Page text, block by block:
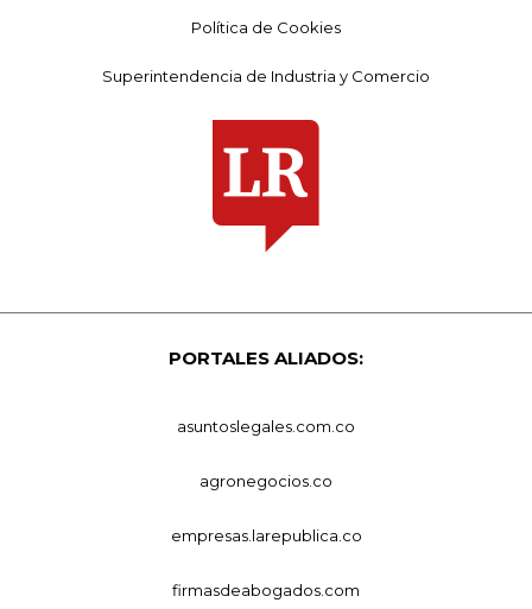
Política de Cookies
Superintendencia de Industria y Comercio
PORTALES ALIADOS:
asuntoslegales.com.co
agronegocios.co
empresas.larepublica.co
firmasdeabogados.com